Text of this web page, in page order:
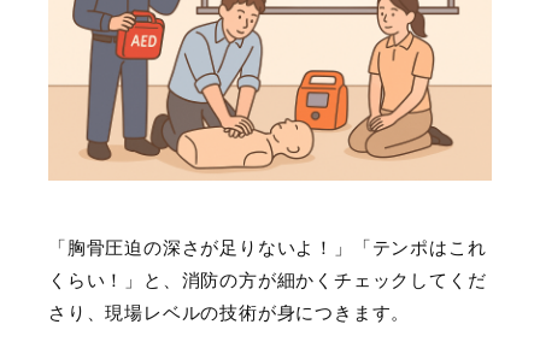
「胸骨圧迫の深さが足りないよ！」「テンポはこれ
くらい！」と、消防の方が細かくチェックしてくだ
さり、現場レベルの技術が身につきます。